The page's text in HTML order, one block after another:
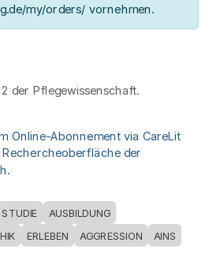
my/orders/ vornehmen.
der Pflegewissenschaft.
Online-Abonnement via CareLit
der
STUDIE AUSBILDUNG
ERLEBEN AGGRESSION
AINS